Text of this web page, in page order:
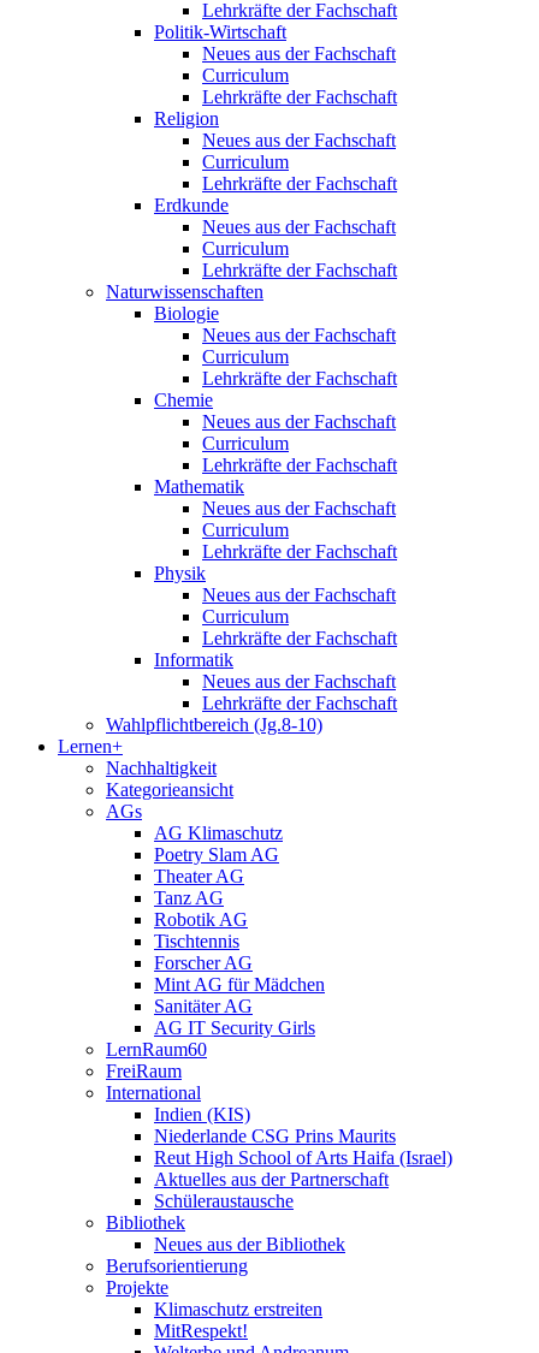
Lehrkräfte der Fachschaft
Politik-Wirtschaft
Neues aus der Fachschaft
Curriculum
Lehrkräfte der Fachschaft
Religion
Neues aus der Fachschaft
Curriculum
Lehrkräfte der Fachschaft
Erdkunde
Neues aus der Fachschaft
Curriculum
Lehrkräfte der Fachschaft
Naturwissenschaften
Biologie
Neues aus der Fachschaft
Curriculum
Lehrkräfte der Fachschaft
Chemie
Neues aus der Fachschaft
Curriculum
Lehrkräfte der Fachschaft
Mathematik
Neues aus der Fachschaft
Curriculum
Lehrkräfte der Fachschaft
Physik
Neues aus der Fachschaft
Curriculum
Lehrkräfte der Fachschaft
Informatik
Neues aus der Fachschaft
Lehrkräfte der Fachschaft
Wahlpflichtbereich (Jg.8-10)
Lernen+
Nachhaltigkeit
Kategorieansicht
AGs
AG Klimaschutz
Poetry Slam AG
Theater AG
Tanz AG
Robotik AG
Tischtennis
Forscher AG
Mint AG für Mädchen
Sanitäter AG
AG IT Security Girls
LernRaum60
FreiRaum
International
Indien (KIS)
Niederlande CSG Prins Maurits
Reut High School of Arts Haifa (Israel)
Aktuelles aus der Partnerschaft
Schüleraustausche
Bibliothek
Neues aus der Bibliothek
Berufsorientierung
Projekte
Klimaschutz erstreiten
MitRespekt!